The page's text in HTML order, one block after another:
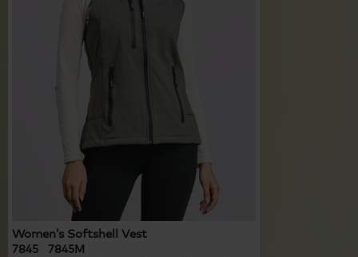
Women’s Softshell Vest
7845 7845M